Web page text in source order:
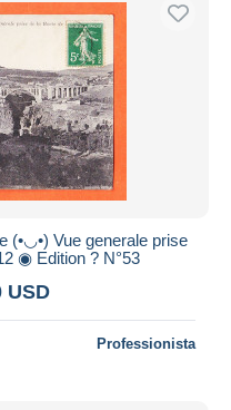
(•◡•) Vue generale prise
◉ Edition ? N°53
USD
Professionista